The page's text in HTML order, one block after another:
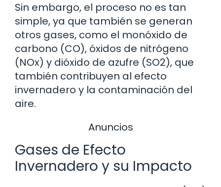
Sin embargo, el proceso no es tan
simple, ya que también se generan
otros gases, como el monóxido de
carbono (CO), óxidos de nitrógeno
(NOx) y dióxido de azufre (SO2), que
también contribuyen al efecto
invernadero y la contaminación del
aire.
Anuncios
Gases de Efecto
Invernadero y su Impacto